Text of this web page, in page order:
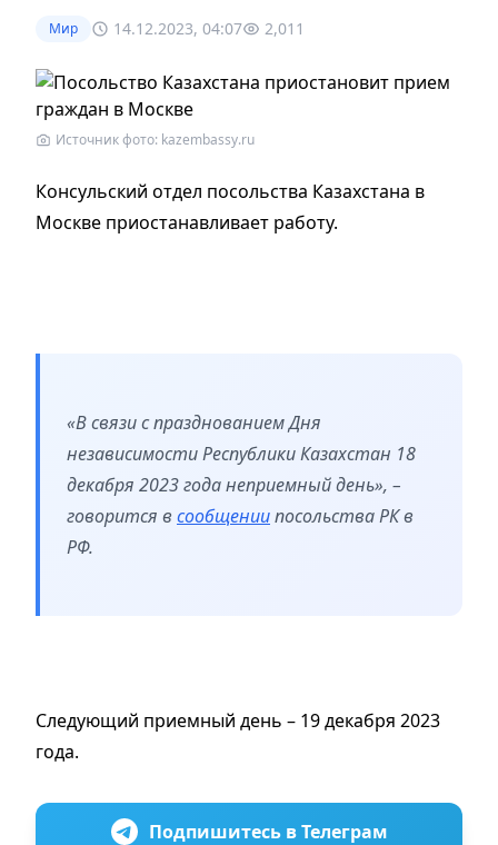
Мир 14.12.2023, 04:07 2,011
Источник фото: kazembassy.ru
Консульский отдел посольства Казахстана в
Москве приостанавливает работу.
«В связи с празднованием Дня
независимости Республики Казахстан 18
декабря 2023 года неприемный день», –
говорится в сообщениипосольства РК в
РФ.
Следующий приемный день – 19 декабря 2023
года.
Подпишитесь в Телеграм